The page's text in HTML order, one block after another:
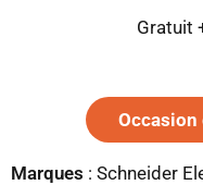
Gratuit
Marques : Schneider